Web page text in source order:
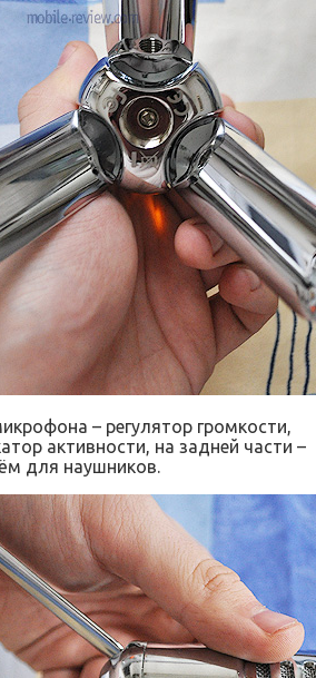
– регулятор громкости,
активности, на задней части –
для наушников.